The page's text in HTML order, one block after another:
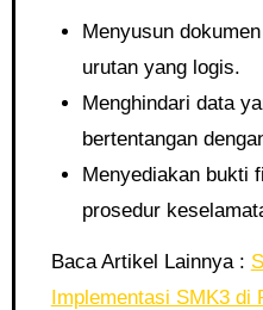
Menyusun
urutan yang logis.
Menghindari data
bertentangan
Menyediakan bukti
prosedur
Baca Artikel Lainnya :
Implementasi SMK3 di